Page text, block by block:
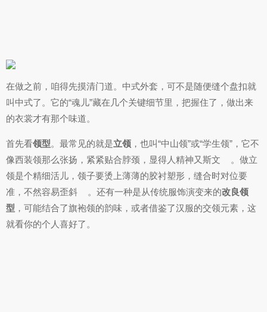
在做之前，咱得先摸清门道。中式外套，可不是随便缝个盘扣就
叫中式了。它的“魂儿”藏在几个关键细节里，把握住了，做出来
的衣裳才有那个味道。
首先看领型。最常见的就是立领 ，也叫“中山领”或“学生领”，它不
像西装领那么张扬，紧紧贴合脖颈，显得人精神又斯文
。做立
领是个精细活儿，领子要烫上薄薄的胶衬塑形，缝合时对位要
准，不然容易歪斜
。还有一种是从传统服饰演变来的改良领
型 ，可能结合了旗袍领的韵味，或者借鉴了汉服的交领元素，这
就看你的个人喜好了。